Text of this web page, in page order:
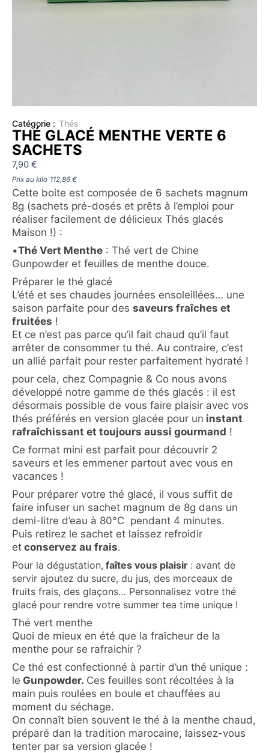
Catégorie : Thés
THÉ GLACÉ MENTHE VERTE 6
SACHETS
7,90 €
Prix au kilo 112,86 €
Cette boite est composée de 6 sachets magnum
8g (sachets pré-dosés et prêts à l’emploi pour
réaliser facilement de délicieux Thés glacés
Maison !) :
•Thé Vert Menthe : Thé vert de Chine
Gunpowder et feuilles de menthe douce.
Préparer le thé glacé
L’été et ses chaudes journées ensoleillées… une
saison parfaite pour des saveurs fraîches et
fruitées !
Et ce n’est pas parce qu’il fait chaud qu’il faut
arrêter de consommer tu thé. Au contraire, c’est
un allié parfait pour rester parfaitement hydraté !
pour cela, chez Compagnie & Co nous avons
développé notre gamme de thés glacés : il est
désormais possible de vous faire plaisir avec vos
thés préférés en version glacée pour un instant
rafraîchissant et toujours aussi gourmand !
Ce format mini est parfait pour découvrir 2
saveurs et les emmener partout avec vous en
vacances !
Pour préparer votre thé glacé, il vous suffit de
faire infuser un sachet magnum de 8g dans un
demi-litre d’eau à 80°C pendant 4 minutes.
Puis retirez le sachet et laissez refroidir
et conservez au frais.
Pour la dégustation, faîtes vous plaisir : avant de
servir ajoutez du sucre, du jus, des morceaux de
fruits frais, des glaçons… Personnalisez votre thé
glacé pour rendre votre summer tea time unique !
Thé vert menthe
Quoi de mieux en été que la fraîcheur de la
menthe pour se rafraichir ?
Ce thé est confectionné à partir d’un thé unique :
le Gunpowder. Ces feuilles sont récoltées à la
main puis roulées en boule et chauffées au
moment du séchage.
On connaît bien souvent le thé à la menthe chaud,
préparé dan la tradition marocaine, laissez-vous
tenter par sa version glacée !